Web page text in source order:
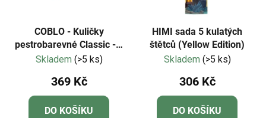
COBLO - Kuličky
pestrobarevné Classic - 6
kusů
Skladem (>5 ks)
369 Kč
DO KOŠÍKU
HIMI sada 5 kulatých
štětců (Yellow Edition)
Skladem (>5 ks)
306 Kč
DO KOŠÍKU